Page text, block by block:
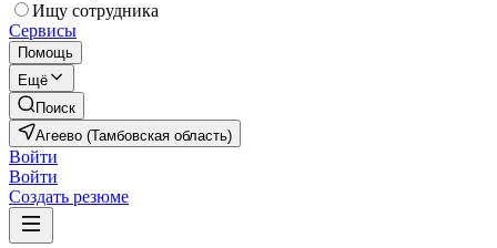
Ищу сотрудника
Сервисы
Помощь
Ещё
Поиск
Агеево (Тамбовская область)
Войти
Войти
Создать резюме